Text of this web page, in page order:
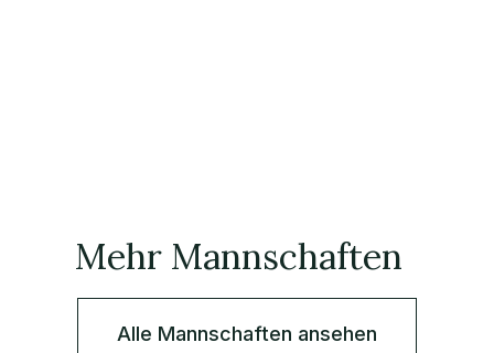
Mehr Mannschaften
Alle Mannschaften ansehen